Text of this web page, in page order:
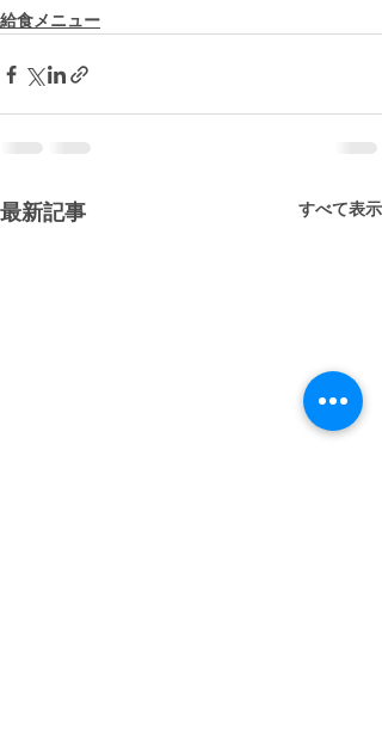
給食メニュー
最新記事 すべて表示